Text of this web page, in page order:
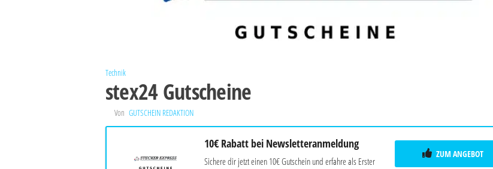
Technik
stex24 Gutscheine
Von GUTSCHEIN REDAKTION
10€ Rabatt bei Newsletteranmeldung
Sichere dir jetzt einen 10€ Gutschein und erfahre als Erster
ZUM ANGEBOT